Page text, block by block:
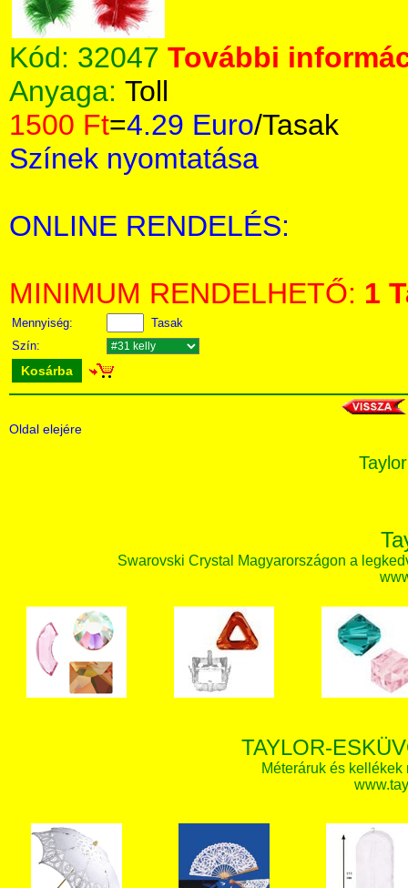
Kód: 32047 További
Anyaga: Toll
1500 Ft=4.29 Euro/Tasak
Színek nyomtatása
ONLINE RENDELÉS:
MINIMUM RENDELHETŐ: 1
Mennyiség:
Tasak
Szín:
Kosárba
Oldal elejére
Swarovski Crystal Magyarországon a
TAYLOR-
Méteráruk és